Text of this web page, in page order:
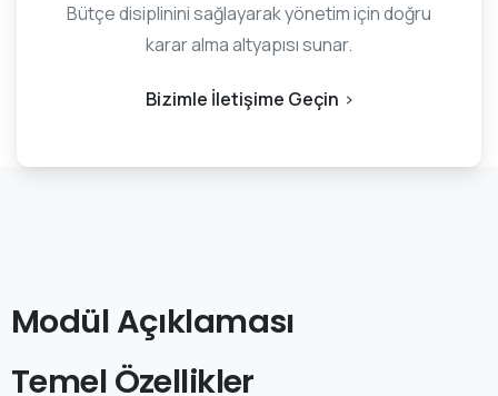
Bütçe disiplinini sağlayarak yönetim için doğru
karar alma altyapısı sunar.
Bizimle İletişime Geçin
Modül Açıklaması
Temel Özellikler